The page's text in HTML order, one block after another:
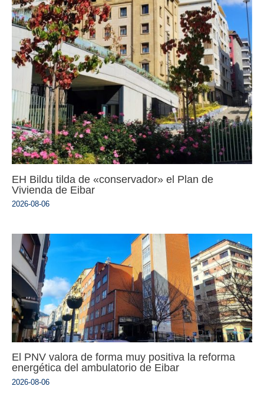
EH Bildu tilda de «conservador» el Plan de
Vivienda de Eibar
2026-08-06
El PNV valora de forma muy positiva la reforma
energética del ambulatorio de Eibar
2026-08-06